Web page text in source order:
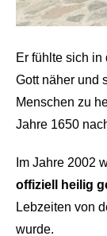
Er fühlte sich
Gott näher und
Menschen zu
Jahre 1650
Im Jahre 2002
offiziell heilig
Lebzeiten von
wurde.